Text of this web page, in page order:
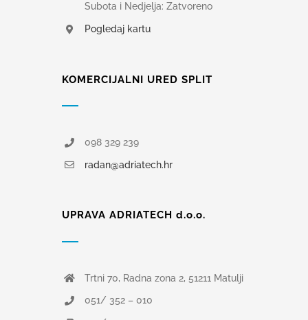
Subota i Nedjelja: Zatvoreno
Pogledaj kartu
KOMERCIJALNI URED SPLIT
098 329 239
radan@adriatech.hr
UPRAVA ADRIATECH d.o.o.
Trtni 70, Radna zona 2, 51211 Matulji
051/ 352 – 010